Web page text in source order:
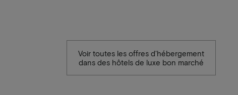
Voir toutes les offres d'hébergement
dans des hôtels de luxe bon marché